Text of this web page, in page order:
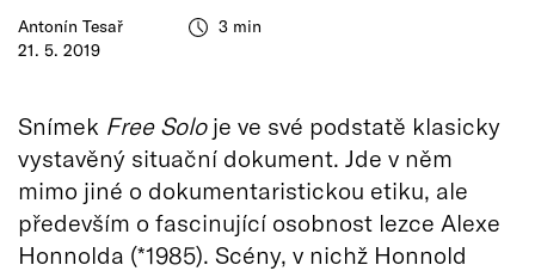
Antonín Tesař
21. 5. 2019
3 min
Snímek Free Soloje ve své podstatě klasicky
vystavěný situační dokument. Jde v něm
mimo jiné o dokumentaristickou etiku, ale
především o fascinující osobnost lezce Alexe
Honnolda (*1985). Scény, v nichž Honnold